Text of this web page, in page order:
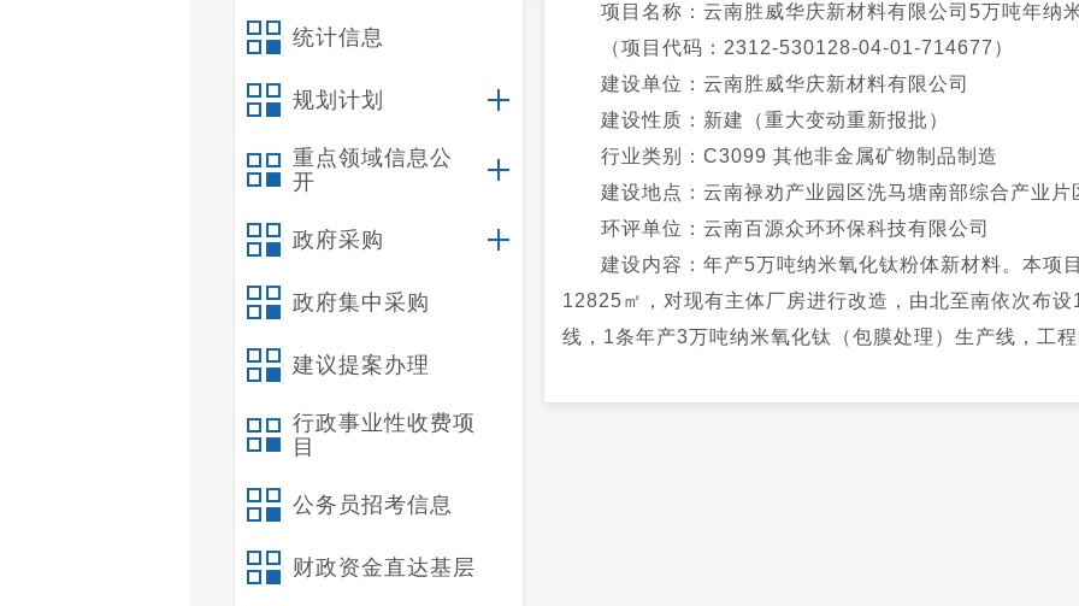
统计信息
规划计划
重点领域信息公
开
政府采购
政府集中采购
建议提案办理
行政事业性收费项
目
公务员招考信息
财政资金直达基层
项目名称：云南胜威华庆新材料有限公司5万吨年纳
（项目代码：2312-530128-04-01-714677）
建设单位：云南胜威华庆新材料有限公司
建设性质：新建（重大变动重新报批）
行业类别：C3099 其他非金属矿物制品制造
建设地点：云南禄劝产业园区洗马塘南部综合产业片
环评单位：云南百源众环环保科技有限公司
建设内容：年产5万吨纳米氧化钛粉体新材料。本项
12825㎡，对现有主体厂房进行改造，由北至南依次布
线，1条年产3万吨纳米氧化钛（包膜处理）生产线，工
料项目”已建设施。项目总投资32000万元，其中环保投